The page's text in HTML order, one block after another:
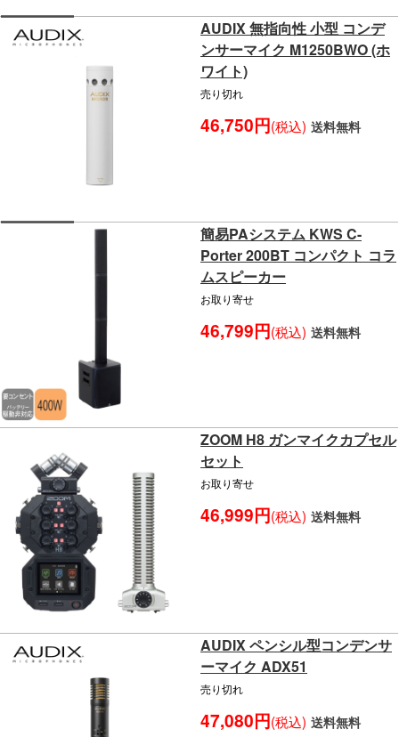
AUDIX 無指向性 小型 コンデ
ンサーマイク M1250BWO (ホ
ワイト)
売り切れ
46,750円(税込) 送料無料
簡易PAシステム KWS C-
Porter 200BT コンパクト コラ
ムスピーカー
お取り寄せ
46,799円(税込) 送料無料
ZOOM H8 ガンマイクカプセル
セット
お取り寄せ
46,999円(税込) 送料無料
AUDIX ペンシル型コンデンサ
ーマイク ADX51
売り切れ
47,080円(税込) 送料無料